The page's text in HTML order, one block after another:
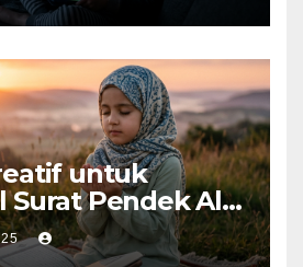
untuk
Surat Pendek Al-